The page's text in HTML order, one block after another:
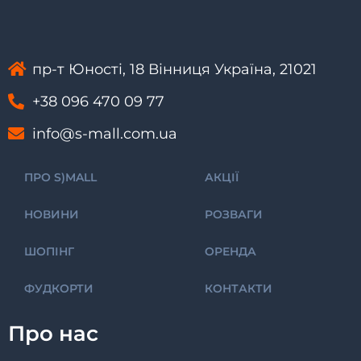
пр-т Юності, 18 Вінниця Україна, 21021
+38 096 470 09 77
info@s-mall.com.ua
ПРО S)MALL
НОВИНИ
ШОПІНГ
ФУДКОРТИ
АКЦІЇ
РОЗВАГИ
ОРЕНДА
КОНТАКТИ
Про нас